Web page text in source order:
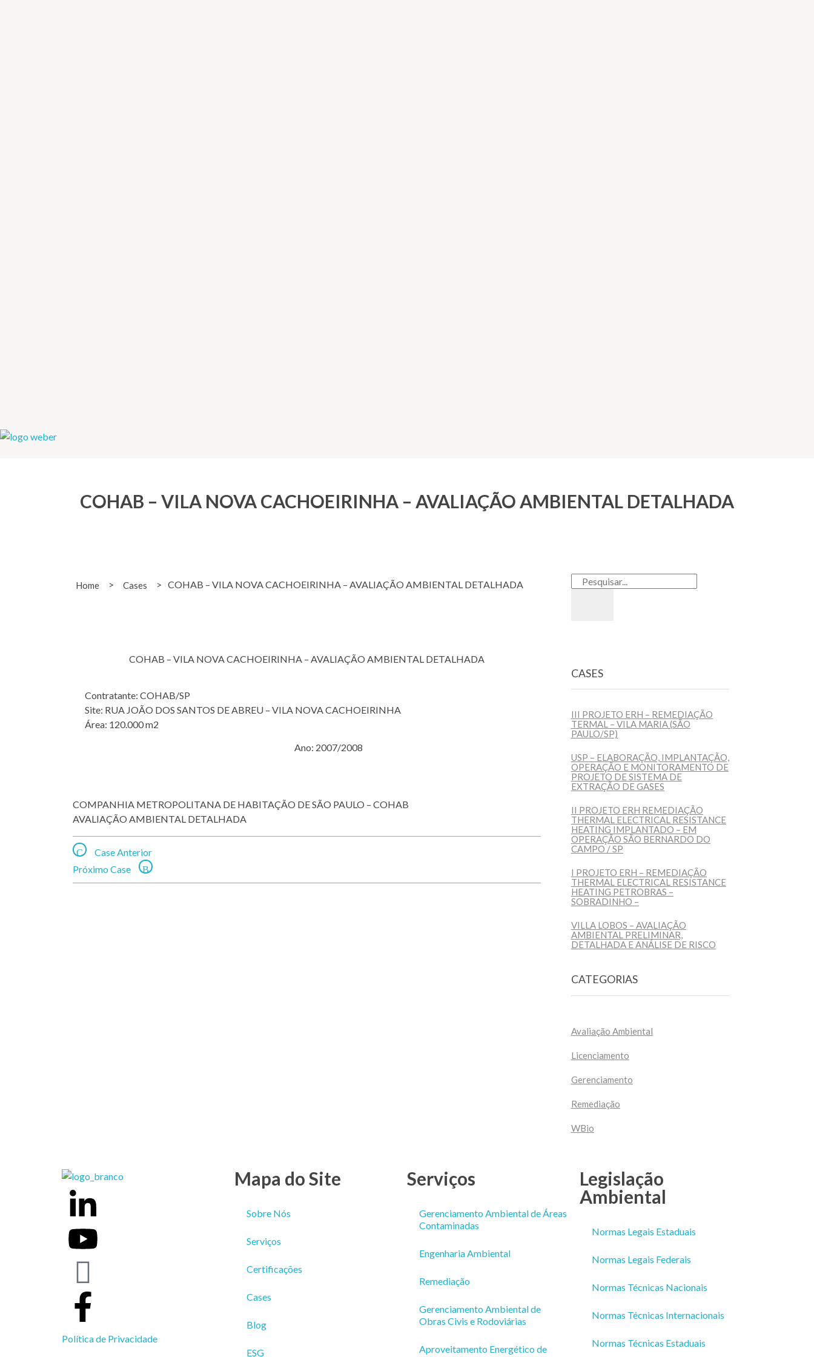
COHAB – VILA NOVA CACHOEIRINHA – AVALIAÇÃO AMBIENTAL DETALHADA
Home > Cases > COHAB – VILA NOVA CACHOEIRINHA – AVALIAÇÃO AMBIENTAL DETALHADA
COHAB – VILA NOVA CACHOEIRINHA – AVALIAÇÃO AMBIENTAL DETALHADA
Contratante: COHAB/SP
Site: RUA JOÃO DOS SANTOS DE ABREU – VILA NOVA CACHOEIRINHA
Área: 120.000 m2
Ano: 2007/2008
COMPANHIA METROPOLITANA DE HABITAÇÃO DE SÃO PAULO – COHAB
AVALIAÇÃO AMBIENTAL DETALHADA
Case Anterior
Próximo Case
CASES
III PROJETO ERH – REMEDIAÇÃO
TERMAL – VILA MARIA (SÃO
PAULO/SP)
USP – ELABORAÇÃO, IMPLANTAÇÃO,
OPERAÇÃO E MONITORAMENTO DE
PROJETO DE SISTEMA DE
EXTRAÇÃO DE GASES
II PROJETO ERH REMEDIAÇÃO
THERMAL ELECTRICAL RESISTANCE
HEATING IMPLANTADO – EM
OPERAÇÃO SÃO BERNARDO DO
CAMPO / SP
I PROJETO ERH – REMEDIAÇÃO
THERMAL ELECTRICAL RESISTANCE
HEATING PETROBRAS –
SOBRADINHO –
VILLA LOBOS – AVALIAÇÃO
AMBIENTAL PRELIMINAR,
DETALHADA E ANÁLISE DE RISCO
CATEGORIAS
Avaliação Ambiental
Licenciamento
Gerenciamento
Remediação
WBio
Weber Ambiental
Consultoria e Engenharia Ambiental
Política de Privacidade
Mapa do Site
Sobre Nós
Serviços
Certificações
Cases
Blog
ESG
Serviços
Gerenciamento Ambiental de Áreas
Contaminadas
Engenharia Ambiental
Remediação
Gerenciamento Ambiental de
Obras Civis e Rodoviárias
Aproveitamento Energético de
Legislação
Ambiental
Normas Legais Estaduais
Normas Legais Federais
Normas Técnicas Nacionais
Normas Técnicas Internacionais
Normas Técnicas Estaduais